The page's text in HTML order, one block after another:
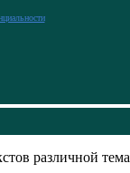
различной